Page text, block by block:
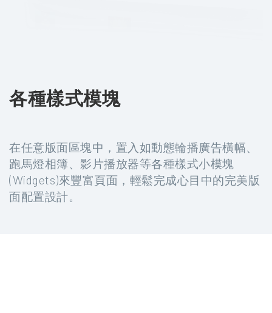
各種樣式模塊
在任意版面區塊中，置入如動態輪播廣告橫幅、
跑馬燈相簿、影片播放器等各種樣式小模塊
(Widgets)來豐富頁面，輕鬆完成心目中的完美版
面配置設計。